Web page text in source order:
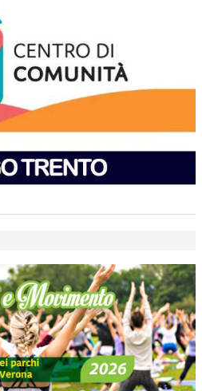
valorizzi le nostre specificità"
ma prosegue anche in estate